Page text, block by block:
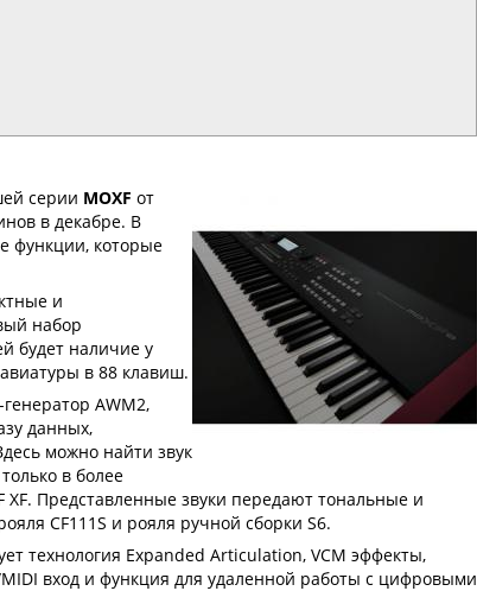
серии MOXF от
в декабре. В
функции, которые
и
набор
будет наличие у
в 88 клавиш.
AWM2,
данных,
можно найти звук
в более
XF. Представленные звуки передают тональные и
CF111S и рояля ручной сборки S6.
технология Expanded Articulation, VCM эффекты,
вход и функция для удаленной работы с цифровыми